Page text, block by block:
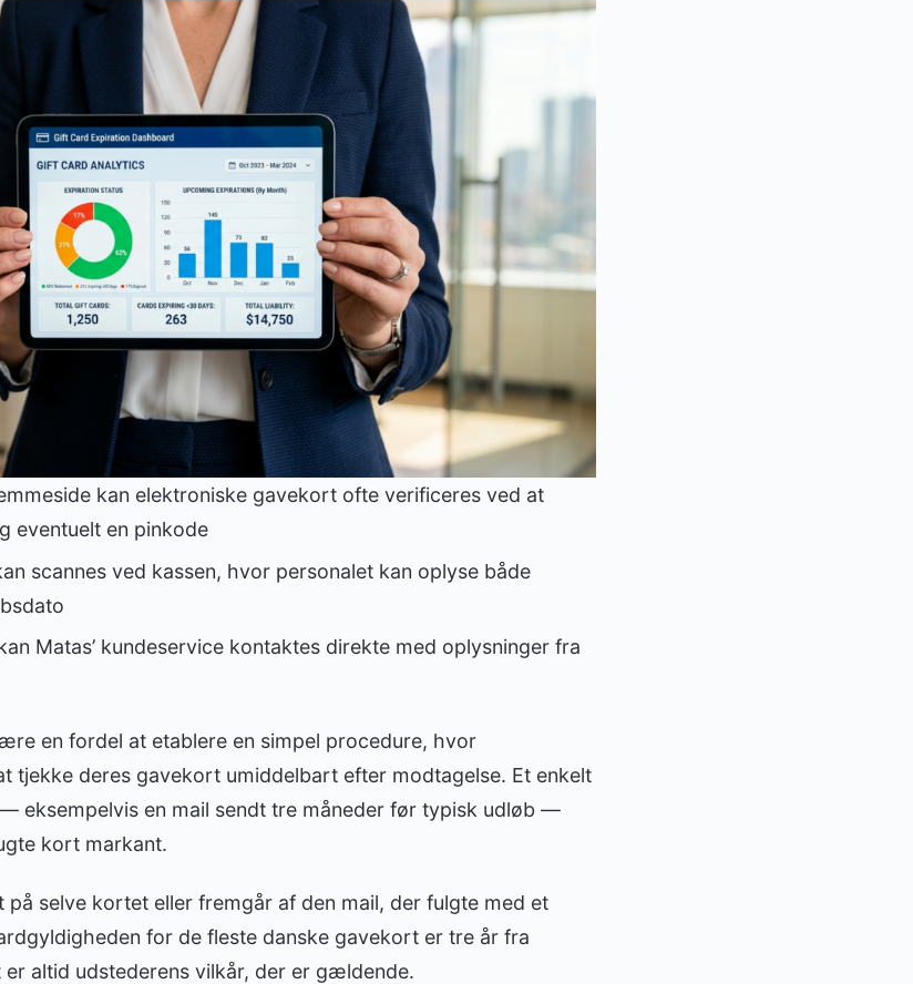
kan elektroniske gavekort ofte verificeres ved at
eventuelt en pinkode
scannes ved kassen, hvor personalet kan oplyse både
Matas’ kundeservice kontaktes direkte med oplysninger fra
en fordel at etablere en simpel procedure, hvor
tjekke deres gavekort umiddelbart efter modtagelse. Et enkelt
eksempelvis en mail sendt tre måneder før typisk udløb —
kort markant.
selve kortet eller fremgår af den mail, der fulgte med et
for de fleste danske gavekort er tre år fra
er altid udstederens vilkår, der er gældende.